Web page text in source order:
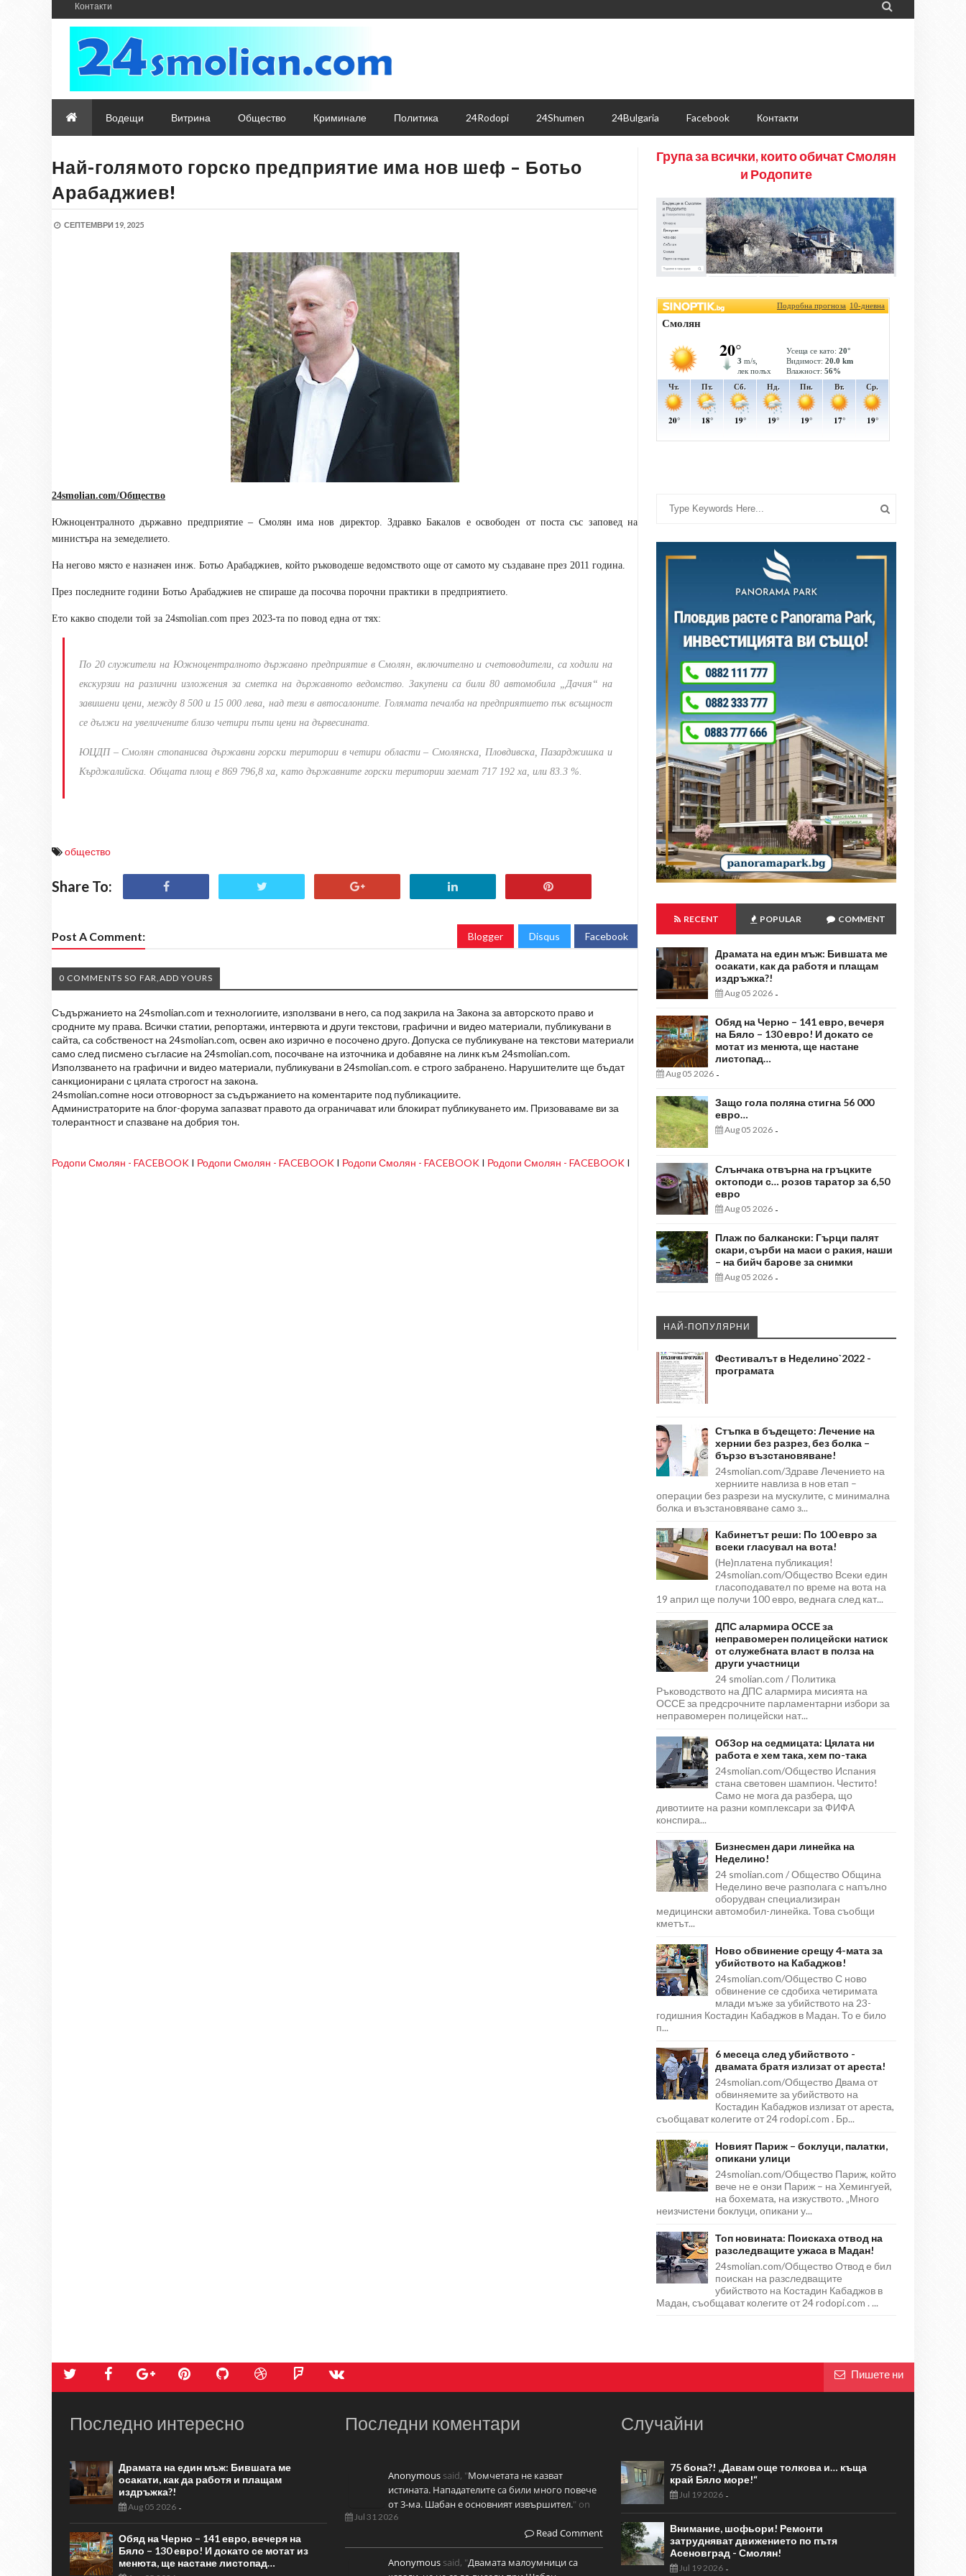
Контакти 
Водещи Витрина Общество Криминале Политика 24Rodopi 24Shumen 24Bulgaria Facebook Контакти
Най-голямото горско предприятие има нов шеф – Ботьо
Арабаджиев!
СЕПТЕМВРИ 19, 2025
24smolian.com/Общество
Южноцентралното държавно предприятие – Смолян има нов директор. Здравко Бакалов е освободен от поста със заповед на
министъра на земеделието.
На негово място е назначен инж. Ботьо Арабаджиев, който ръководеше ведомството още от самото му създаване през 2011 година.
През последните години Ботьо Арабаджиев не спираше да посочва порочни практики в предприятието.
Ето какво сподели той за 24smolian.com през 2023-та по повод една от тях:
По 20 служители на Южноцентралното държавно предприятие в Смолян, включително и счетоводители, са ходили на
екскурзии на различни изложения за сметка на държавното ведомство. Закупени са били 80 автомобила „Дачия“ на
завишени цени, между 8 500 и 15 000 лева, над тези в автосалоните. Голямата печалба на предприятието пък всъщност
се дължи на увеличените близо четири пъти цени на дървесината.
ЮЦДП – Смолян стопанисва държавни горски територии в четири области – Смолянска, Пловдивска, Пазарджишка и
Кърджалийска. Общата площ е 869 796,8 ха, като държавните горски територии заемат 717 192 ха, или 83.3 %.
общество
Share To:
Post A Comment: Blogger Disqus Facebook
0 COMMENTS SO FAR,ADD YOURS
Съдържанието на 24smolian.com и технологиите, използвани в него, са под закрила на Закона за авторското право и
сродните му права. Всички статии, репортажи, интервюта и други текстови, графични и видео материали, публикувани в
сайта, са собственост на 24smolian.com, освен ако изрично е посочено друго. Допуска се публикуване на текстови материали
само след писмено съгласие на 24smolian.com, посочване на източника и добавяне на линк към 24smolian.com.
Използването на графични и видео материали, публикувани в 24smolian.com. е строго забранено. Нарушителите ще бъдат
санкционирани с цялата строгост на закона.
24smolian.comне носи отговорност за съдържанието на коментарите под публикациите.
Администраторите на блог-форума запазват правото да ограничават или блокират публикуването им. Призоваваме ви за
толерантност и спазване на добрия тон.
Родопи Смолян - FACEBOOK I Родопи Смолян - FACEBOOK I Родопи Смолян - FACEBOOK I Родопи Смолян - FACEBOOK I
Група за всички, които обичат Смолян
и Родопите
RECENT POPULAR COMMENT
Драмата на един мъж: Бившата ме
осакати, как да работя и плащам
издръжка?!
Aug 05 2026 -
Обяд на Черно – 141 евро, вечеря
на Бяло – 130 евро! И докато се
мотат из менюта, ще настане
листопад…
Aug 05 2026 -
Защо гола поляна стигна 56 000
евро…
Aug 05 2026 -
Слънчака отвърна на гръцките
октоподи с… розов таратор за 6,50
евро
Aug 05 2026 -
Плаж по балкански: Гърци палят
скари, сърби на маси с ракия, наши
– на бийч барове за снимки
Aug 05 2026 -
НАЙ-ПОПУЛЯРНИ
Фестивалът в Неделино`2022 -
програмата
Стъпка в бъдещето: Лечение на
хернии без разрез, без болка –
бързо възстановяване!
24smolian.com/Здраве Лечението на
херниите навлиза в нов етап –
операции без разрези на мускулите, с минимална
болка и възстановяване само з...
Кабинетът реши: По 100 евро за
всеки гласувал на вота!
(Не)платена публикация!
24smolian.com/Общество Всеки един
гласоподавател по време на вота на
19 април ще получи 100 евро, веднага след кат...
ДПС алармира ОССЕ за
неправомерен полицейски натиск
от служебната власт в полза на
други участници
24 smolian.com / Политика
Ръководството на ДПС алармира мисията на
ОССЕ за предсрочните парламентарни избори за
неправомерен полицейски нат...
ОбЗор на седмицата: Цялата ни
работа е хем така, хем по-така
24smolian.com/Общество Испания
стана световен шампион. Честито!
Само не мога да разбера, що
дивотиите на разни комплексари за ФИФА
конспира...
Бизнесмен дари линейка на
Неделино!
24 smolian.com / Общество Община
Неделино вече разполага с напълно
оборудван специализиран
медицински автомобил-линейка. Това съобщи
кметът...
Ново обвинение срещу 4-мата за
убийството на Кабаджов!
24smolian.com/Общество С ново
обвинение се сдобиха четиримата
млади мъже за убийството на 23-
годишния Костадин Кабаджов в Мадан. То е било
п...
6 месеца след убийството -
двамата братя излизат от ареста!
24smolian.com/Общество Двама от
обвиняемите за убийството на
Костадин Кабаджов излизат от ареста,
съобщават колегите от 24 rodopi.com . Бр...
Новият Париж – боклуци, палатки,
опикани улици
24smolian.com/Общество Париж, който
вече не е онзи Париж – на Хемингуей,
на бохемата, на изкуството. „Много
неизчистени боклуци, опикани у...
Топ новината: Поискаха отвод на
разследващите ужаса в Мадан!
24smolian.com/Общество Отвод е бил
поискан на разследващите
убийството на Костадин Кабаджов в
Мадан, съобщават колегите от 24 rodopi.com . ...
Пишете ни
Последно интересно
Драмата на един мъж: Бившата ме
осакати, как да работя и плащам
издръжка?!
Aug 05 2026 -
Обяд на Черно – 141 евро, вечеря на
Бяло – 130 евро! И докато се мотат из
менюта, ще настане листопад…
Последни коментари
Anonymous said, "Момчетата не казват
истината. Нападателите са били много повече
от 3-ма. Шабан е основният извършител." on
Jul 31 2026
Read Comment
Anonymous said, "Двамата малоумници са
Случайни
75 бона?! „Давам още толкова и… къща
край Бяло море!“
Jul 19 2026-
Внимание, шофьори! Ремонти
затрудняват движението по пътя
Асеновград - Смолян!
Jul 19 2026-